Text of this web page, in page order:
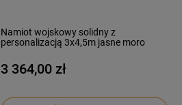
Namiot wojskowy solidny z
personalizacją 3x4,5m jasne moro
3 364,00 zł